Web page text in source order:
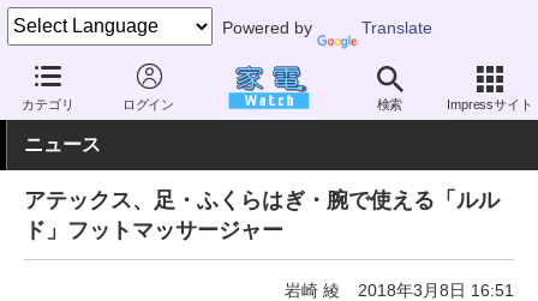
Powered by Translate
カテゴリ ログイン 検索 Impressサイト
家電 Watch ヘルスケア 健康家電 マッサージ機器
ニュース
アテックス、足・ふくらはぎ・腕で使える「ルル
ド」フットマッサージャー
岩崎 綾 2018年3月8日 16:51